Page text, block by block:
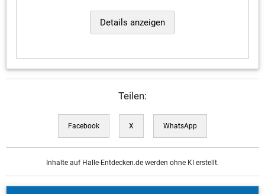
Details anzeigen
Teilen:
Facebook X WhatsApp
Inhalte auf Halle-Entdecken.de werden ohne KI erstellt.